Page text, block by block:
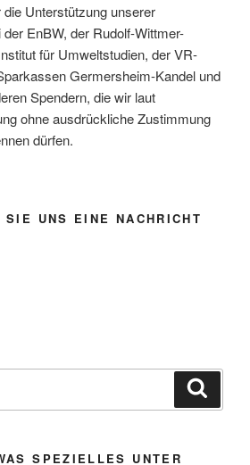
Unterstützung unserer
EnBW, der Rudolf-Wittmer-
für Umweltstudien, der VR-
Germersheim-Kandel und
Spendern, die wir laut
ohne ausdrückliche Zustimmung
dürfen.
SIE UNS EINE NACHRICHT
SPEZIELLES UNTER